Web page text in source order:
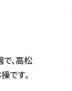
、高松
です。